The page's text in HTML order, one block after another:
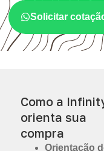
Solicitar
Como a
orienta sua
compra
Orientação